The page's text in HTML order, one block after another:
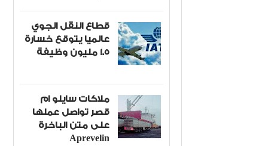
قطاع النقل الجوي
عالميا يتوقع خسارة
1.5 مليون وظيفة
ملاكات سايلو ام
قصر تواصل عملها
على متن الباخرة
Aprevelin